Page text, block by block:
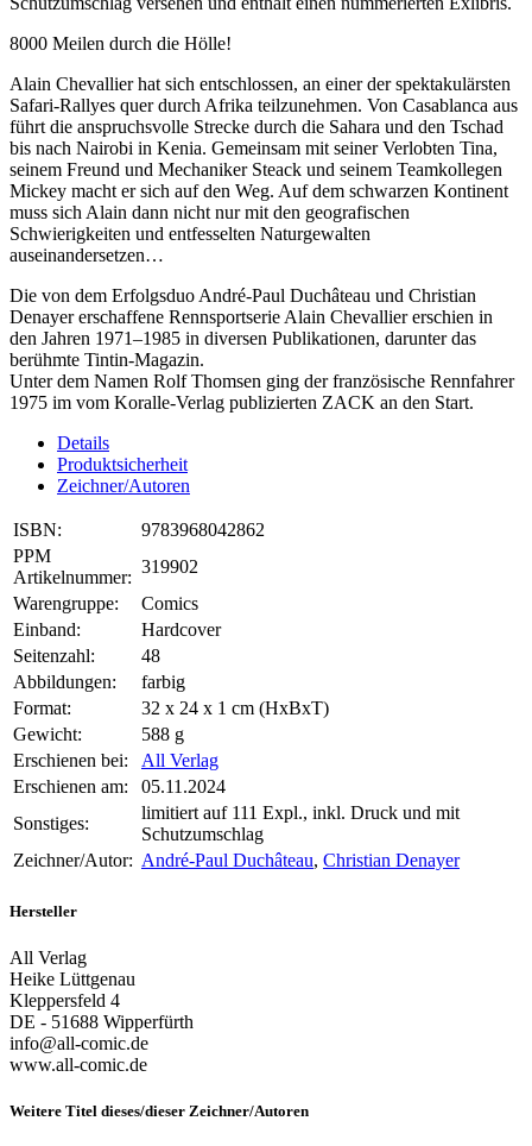
8000 Meilen durch die Hölle!
Alain Chevallier hat sich entschlossen, an einer der spektakulärsten
Safari-Rallyes quer durch Afrika teilzunehmen. Von Casablanca aus
führt die anspruchsvolle Strecke durch die Sahara und den Tschad
bis nach Nairobi in Kenia. Gemeinsam mit seiner Verlobten Tina,
seinem Freund und Mechaniker Steack und seinem Teamkollegen
Mickey macht er sich auf den Weg. Auf dem schwarzen Kontinent
muss sich Alain dann nicht nur mit den geografischen
Schwierigkeiten und entfesselten Naturgewalten
auseinandersetzen…
Die von dem Erfolgsduo André-Paul Duchâteau und Christian
Denayer erschaffene Rennsportserie Alain Chevallier erschien in
den Jahren 1971–1985 in diversen Publikationen, darunter das
berühmte Tintin-Magazin.
Unter dem Namen Rolf Thomsen ging der französische Rennfahrer
1975 im vom Koralle-Verlag publizierten ZACK an den Start.
Details
Produktsicherheit
Zeichner/Autoren
ISBN:
9783968042862
PPM
Artikelnummer:
319902
Warengruppe:
Comics
Einband:
Hardcover
Seitenzahl:
48
Abbildungen:
farbig
Format:
32 x 24 x 1 cm (HxBxT)
Gewicht:
588 g
Erschienen bei:
All Verlag
Erschienen am:
05.11.2024
Sonstiges:
limitiert auf 111 Expl., inkl. Druck und mit
Schutzumschlag
Zeichner/Autor: André-Paul Duchâteau, Christian Denayer
Hersteller
All Verlag
Heike Lüttgenau
Kleppersfeld 4
DE - 51688 Wipperfürth
info@all-comic.de
www.all-comic.de
Weitere Titel dieses/dieser Zeichner/Autoren